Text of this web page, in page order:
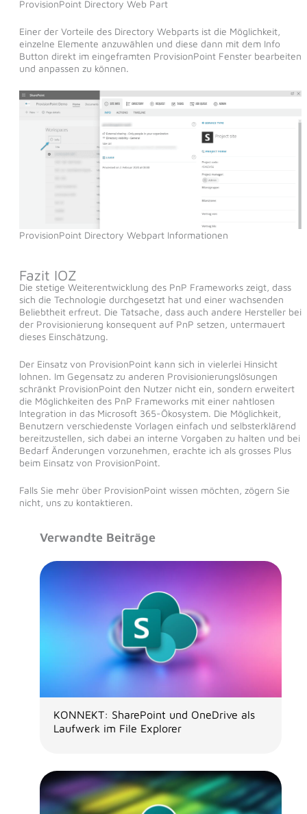
ProvisionPoint Directory Web Part
Einer der Vorteile des Directory Webparts ist die Möglichkeit,
einzelne Elemente anzuwählen und diese dann mit dem Info
Button direkt im eingeframten ProvisionPoint Fenster bearbeiten
und anpassen zu können.
ProvisionPoint Directory Webpart Informationen
Fazit IOZ
Die stetige Weiterentwicklung des PnP Frameworks zeigt, dass
sich die Technologie durchgesetzt hat und einer wachsenden
Beliebtheit erfreut. Die Tatsache, dass auch andere Hersteller bei
der Provisionierung konsequent auf PnP setzen, untermauert
dieses Einschätzung.
Der Einsatz von ProvisionPoint kann sich in vielerlei Hinsicht
lohnen. Im Gegensatz zu anderen Provisionierungslösungen
schränkt ProvisionPoint den Nutzer nicht ein, sondern erweitert
die Möglichkeiten des PnP Frameworks mit einer nahtlosen
Integration in das Microsoft 365-Ökosystem. Die Möglichkeit,
Benutzern verschiedenste Vorlagen einfach und selbsterklärend
bereitzustellen, sich dabei an interne Vorgaben zu halten und bei
Bedarf Änderungen vorzunehmen, erachte ich als grosses Plus
beim Einsatz von ProvisionPoint.
Falls Sie mehr über ProvisionPoint wissen möchten, zögern Sie
nicht, uns zu kontaktieren.
Verwandte Beiträge
KONNEKT: SharePoint und OneDrive als
Laufwerk im File Explorer